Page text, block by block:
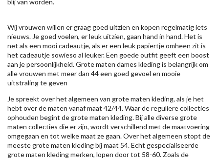
blij van worden.
Wij vrouwen willen er graag goed uitzien en kopen regelmatig iets
nieuws. Je goed voelen, er leuk uitzien, gaan hand in hand. Het is
net als een mooi cadeautje, als er een leuk papiertje omheen zit is
het cadeautje sowieso al leuker. Een goede outfit geeft een boost
aan je persoonlijkheid. Grote maten dames kleding is belangrijk om
alle vrouwen met meer dan 44 een goed gevoel en mooie
uitstraling te geven
Je spreekt over het algemeen van grote maten kleding, als je het
hebt over de maten vanaf maat 42/44. Waar de reguliere collecties
ophouden begint de grote maten kleding. Bij alle diverse grote
maten collecties die er zijn, wordt verschillend met de maatvoering
omgegaan en tot welke maat ze gaan. Over het algemeen stopt de
meeste grote maten kleding bij maat 54. Echt gespecialiseerde
grote maten kleding merken, lopen door tot 58-60. Zoals de